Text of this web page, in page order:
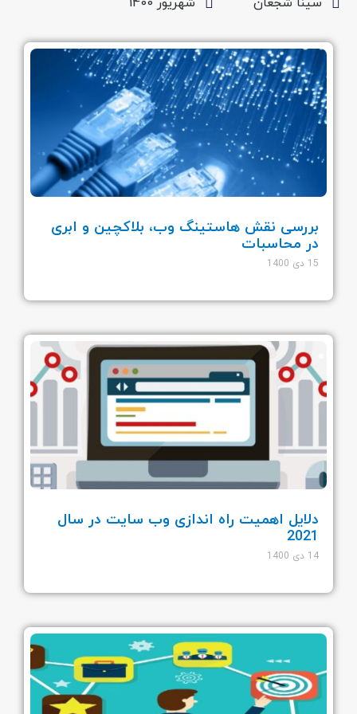
بررسی نقش هاستینگ وب، بلاکچین و ابری
در محاسبات
15 دی 1400
دلایل اهمیت راه اندازی وب سایت در سال
2021
14 دی 1400